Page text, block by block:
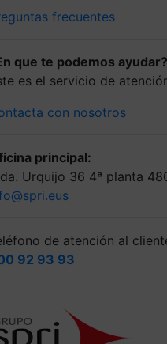
frecuentes
que te podemos ayudar?
es el servicio de
con nosotros
principal:
Urquijo 36 4ª planta
de atención al
92 93 93